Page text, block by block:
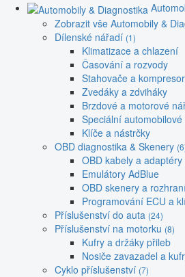
Zobrazit vše Automobily &
Dílenské nářadí (1)
Klimatizace a chlazení
Časování a rozvody
Stahovače a
Zvedáky a zdviháky
Brzdové a motorové
Speciální
Klíče a nástrčky
OBD diagnostika & Skenery
OBD kabely a adaptéry
Emulátory AdBlue
OBD skenery a
Programování ECU a
Příslušenství do auta (24)
Příslušenství na motorku (8)
Kufry a držáky přileb
Nosiče zavazadel a
Cyklo příslušenství (7)